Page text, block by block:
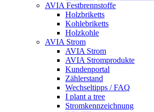
AVIA Festbrennstoffe
Holzbriketts
Kohlebriketts
Holzkohle
AVIA Strom
AVIA Strom
AVIA Stromprodukte
Kundenportal
Zählerstand
Wechseltipps / FAQ
I plant a tree
Stromkennzeichnung